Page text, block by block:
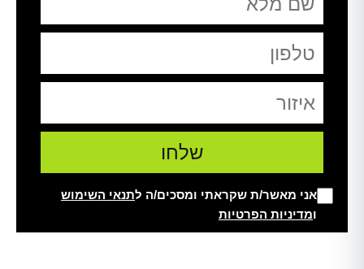
אני מאשר/ת שקראתי ומסכים/ה לתנאי השימוש
ומדיניות הפרטיות